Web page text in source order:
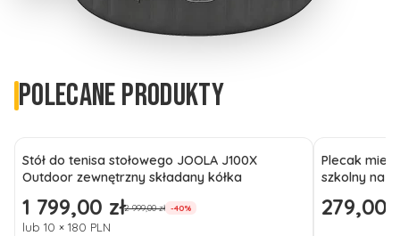
POLECANE PRODUKTY
Stół do tenisa stołowego JOOLA J100X
Outdoor zewnętrzny składany kółka
Cena promocyjna
1 799,00 zł2 999,00 zł -40%
lub 10 × 180 PLN
Plecak
szkolny na
Cena
279,00